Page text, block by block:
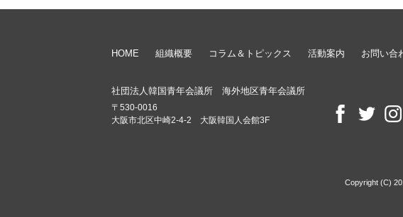
HOME 組織概要 コラム＆トピックス 活動案内 お問い合
社団法人韓国青年会議所 海外地区青年会議所
〒530-0016
大阪市北区中崎2-4-2 大阪韓国人会館3F
Copyright (C)